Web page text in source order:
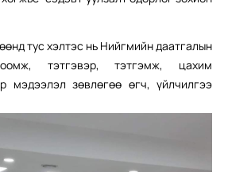
тус хэлтэс нь Нийгмийн даатгалын
тэтгэвэр, тэтгэмж, цахим
мэдээлэл зөвлөгөө өгч, үйлчилгээ